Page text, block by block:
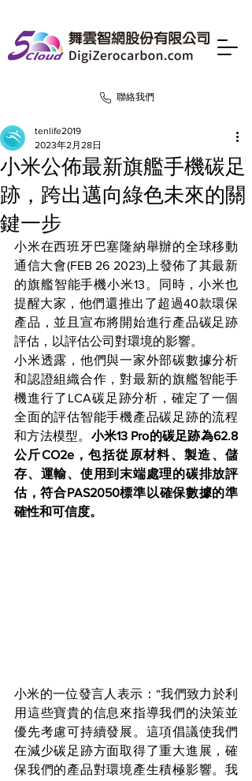
聯絡我們
小米公佈最新旗艦手機碳足
跡，跨出邁向綠色未來的關
鍵一步
tenlife2019
2023年2月28日
小米在西班牙巴塞隆納舉辦的全球移動
通信大會(FEB 26 2023)上發佈了其最新
的旗艦智能手機小米13。同時，小米也
提醒大家，他們還推出了超過40款環保
產品，並且宣布將開始進行產品碳足跡
評估，以評估公司對環境的影響。
小米透露，他們與一家外部碳數據分析
和認證組織合作，對最新的旗艦智能手
機進行了LCA碳足跡分析，確定了一個
全面的評估智能手機產品碳足跡的流程
和方法模型。 小米13 Pro的碳足跡為62.8
公斤CO2e，包括從原材料、製造、儲
存、運輸、使用到末端處理的碳排放評
估，符合PAS2050標準以確保數據的準
確性和可信度。
小米的一位發言人表示：“我們致力於利
用這些寶貴的信息來指導我們的決策並
優先考慮可持續發展。這項倡議使我們
在減少碳足跡方面取得了重大進展，確
保我們的產品對環境產生積極影響。我